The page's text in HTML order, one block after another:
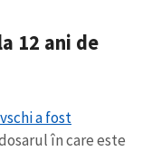
12 ani de
a fost
în care este